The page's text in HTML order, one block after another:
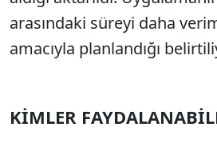
arasındaki süreyi daha
amacıyla planlandığı
KİMLER